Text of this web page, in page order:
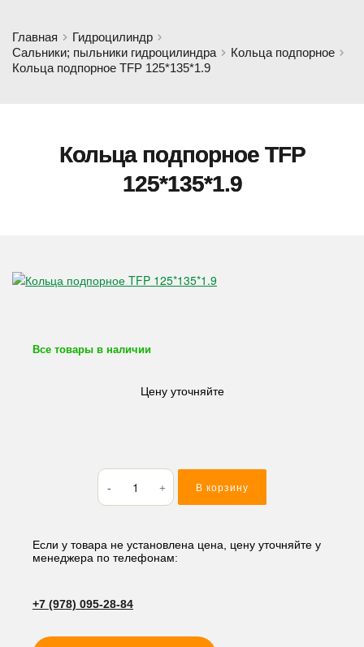
Главная
Гидроцилиндр
Сальники; пыльники гидроцилиндра
Кольца подпорное
Кольца подпорное TFP 125*135*1.9
Кольца подпорное TFP
125*135*1.9
Все товары в наличии
Цену уточняйте
Количество
товара
Кольца
TFP
125*135*1.9
В корзину
Если у товара не установлена цена, цену уточняйте у
менеджера по телефонам:
+7 (978) 095-28-84